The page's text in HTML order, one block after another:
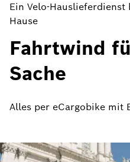
Ein Velo-
Hause
Fahrtwind
Sache
Alles per eCargobike mit